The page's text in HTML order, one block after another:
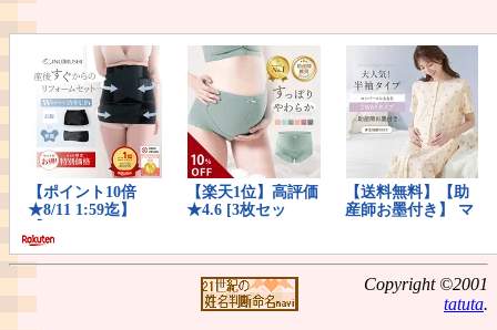
Copyright ©2001
tatuta.